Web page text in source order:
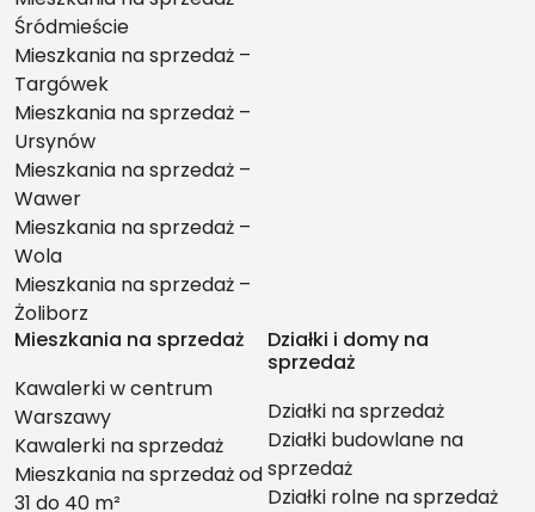
Śródmieście
Mieszkania na sprzedaż –
Targówek
Mieszkania na sprzedaż –
Ursynów
Mieszkania na sprzedaż –
Wawer
Mieszkania na sprzedaż –
Wola
Mieszkania na sprzedaż –
Żoliborz
Mieszkania na sprzedaż
Kawalerki w centrum
Warszawy
Kawalerki na sprzedaż
Mieszkania na sprzedaż od
31 do 40 m²
Działki i domy na
sprzedaż
Działki na sprzedaż
Działki budowlane na
sprzedaż
Działki rolne na sprzedaż